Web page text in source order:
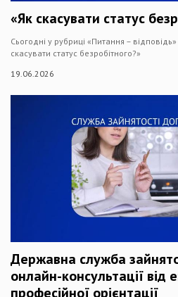
«Як скасувати статус
Сьогодні у рубриці «Питання –
скасувати статус безробітного?»
19.06.2026
Державна служба
онлайн-консультації від
професійної орієнтації